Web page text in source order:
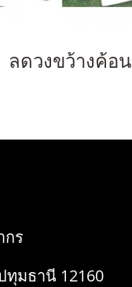
ลดวงขว้างค้อน
กร
มธานี 12160